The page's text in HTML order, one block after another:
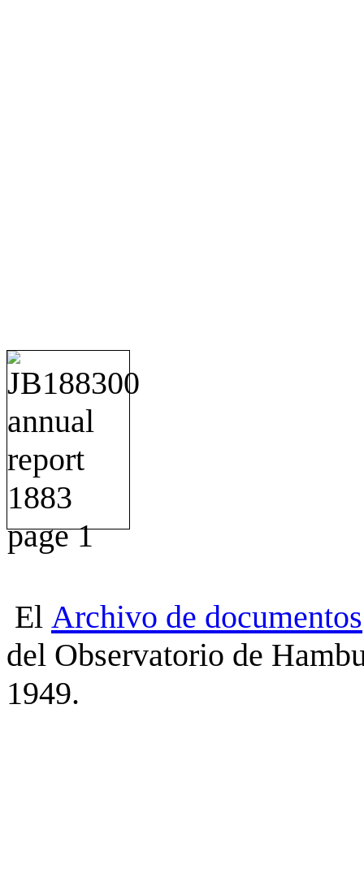
El Archivo de documentos
del Observatorio de
1949.